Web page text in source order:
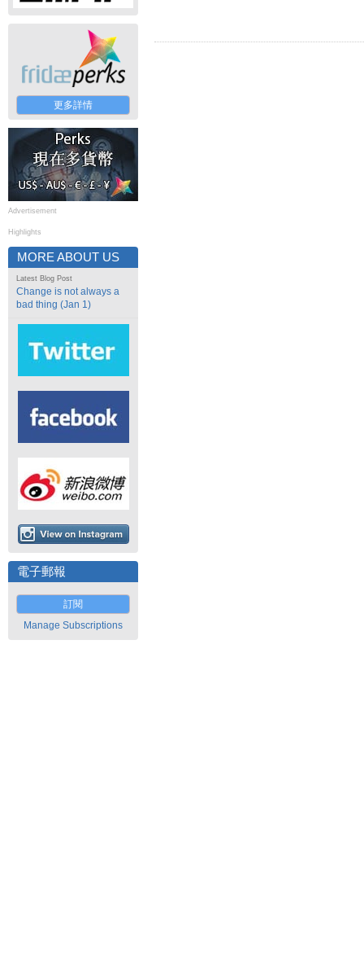
更多詳情
Advertisement
Highlights
MORE ABOUT US
Latest Blog Post
Change is not always a
bad thing (Jan 1)
電子郵報
訂閱
Manage Subscriptions